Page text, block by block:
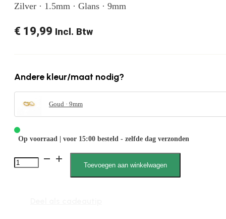
Zilver · 1.5mm · Glans · 9mm
€ 19,99 Incl. Btw
Andere kleur/maat nodig?
Goud · 9mm
Op voorraad | voor 15:00 besteld - zelfde dag verzonden
Ailin
Toevoegen aan winkelwagen